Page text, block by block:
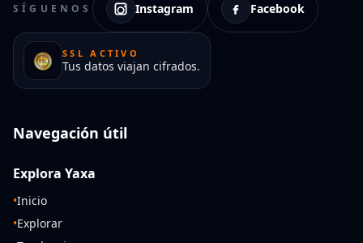
SÍGUENOS Instagram Facebook
SSL ACTIVO
Tus datos viajan cifrados.
Navegación útil
Explora Yaxa
•Inicio
•Explorar